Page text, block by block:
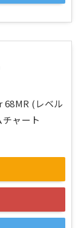
68MR (レベル
ャート